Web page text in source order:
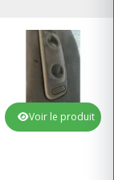
Voir le produit